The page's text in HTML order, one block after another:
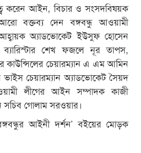
করেন আইন, বিচার ও সংসদবিষয়ক
বক্তব্য দেন বঙ্গবন্ধু আওয়ামী
অ্যাডভোকেট ইউসুফ হোসেন
শেখ ফজলে নূর তাপস,
কাউন্সিলের চেয়ারম্যান এ এম আমিন
ভাইস চেয়ারম্যান অ্যাডভোকেট সৈয়দ
লীগের আইন সম্পাদক কাজী
গোলাম সরওয়ার।
আইনী দর্শন’ বইয়ের মোড়ক